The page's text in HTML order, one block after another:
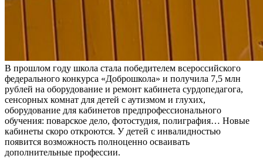
В прошлом году школа стала победителем всероссийского
федерального конкурса «Доброшкола» и получила 7,5 млн
рублей на оборудование и ремонт кабинета сурдопедагога,
сенсорных комнат для детей с аутизмом и глухих,
оборудование для кабинетов предпрофессионального
обучения: поварское дело, фотостудия, полиграфия… Новые
кабинеты скоро откроются. У детей с инвалидностью
появится возможность полноценно осваивать
дополнительные профессии.